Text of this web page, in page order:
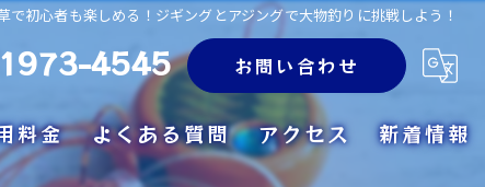
で初心者も楽しめる！ジギングとアジングで大物釣りに挑戦しよう！
4545 お問い合わせ
料金 よくある質問 アクセス 新着情報